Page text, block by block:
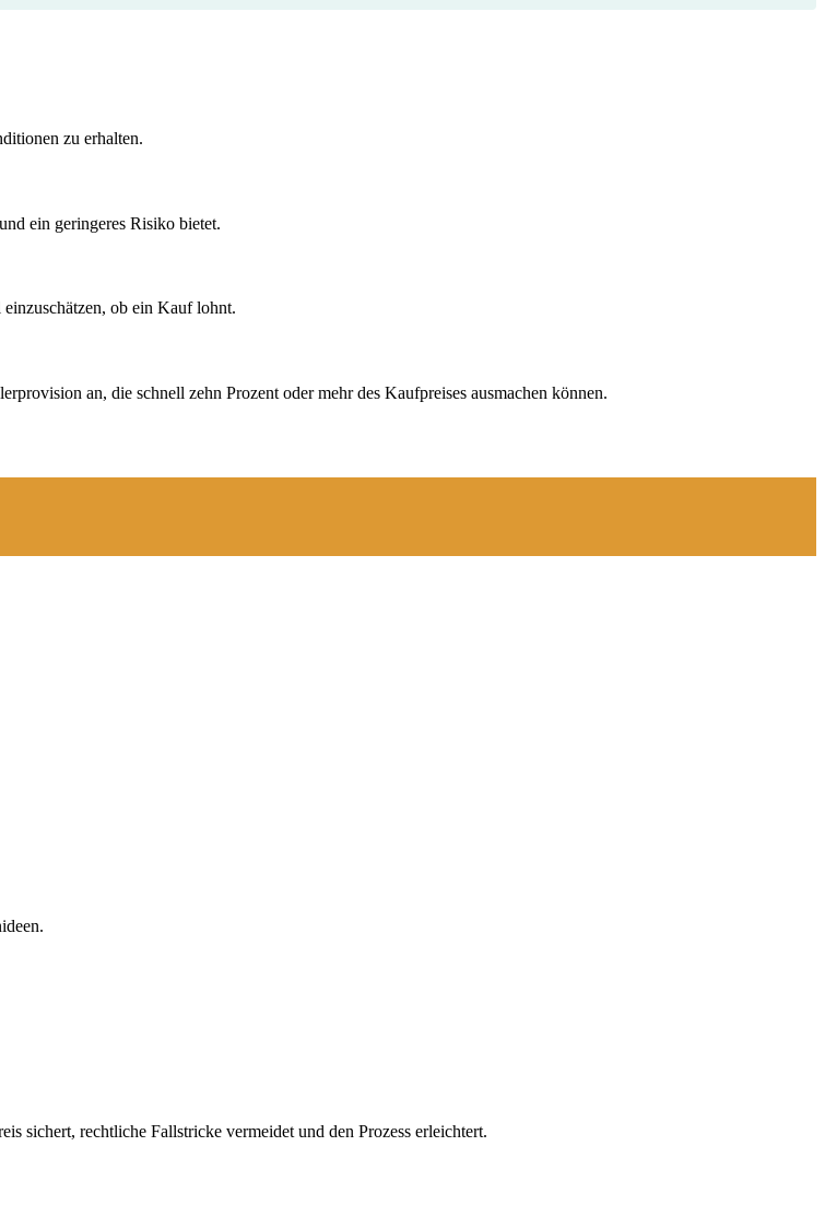
zu erhalten.
ein geringeres Risiko bietet.
ob ein Kauf lohnt.
an, die schnell zehn Prozent oder mehr des Kaufpreises ausmachen können.
sichert, rechtliche Fallstricke vermeidet und den Prozess erleichtert.